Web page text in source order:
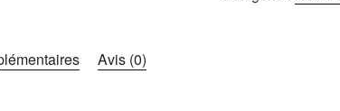
Avis (0)